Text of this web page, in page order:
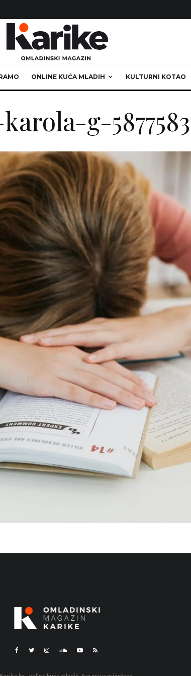
ONLINE KUĆA MLADIH KULTURNI KOTAO
g-5877583